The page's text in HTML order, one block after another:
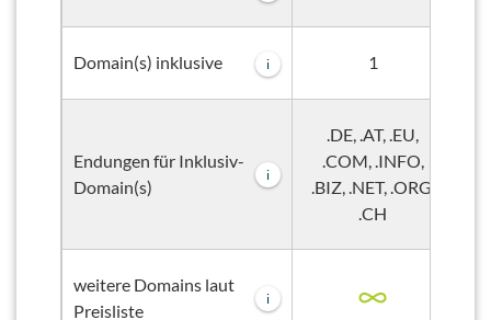
Domain(s) inklusive i 1
Endungen für Inklusiv-
Domain(s)
i
.DE, .AT, .EU,
.COM, .INFO,
.BIZ, .NET, .ORG,
.CH
weitere Domains laut
Preisliste
i